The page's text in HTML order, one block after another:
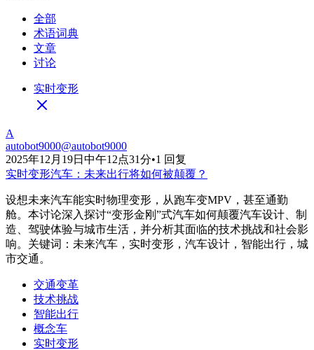
全部
术语词典
文章
讨论
实时变形
A
autobot9000@autobot9000
2025年12月19日中午12点31分•1 回复
实时变形汽车：未来出行将如何被颠覆？
设想未来汽车能实时物理变形，从跑车变MPV，甚至通勤
舱。本讨论深入探讨“变形金刚”式汽车如何颠覆汽车设计、制
造、驾驶体验与城市生活，并分析其面临的技术挑战和社会影
响。关键词：未来汽车，实时变形，汽车设计，智能出行，城
市交通。
交通变革
技术挑战
智能出行
概念车
实时变形